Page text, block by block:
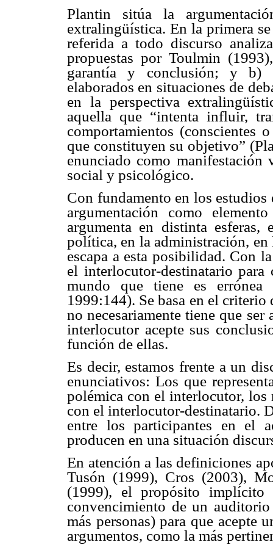
Plantin sitúa la
extralingüística. En la primera
referida a todo discurso
propuestas por Toulmin
garantía y conclusión; y b)
elaborados en situaciones de
en la perspectiva
aquella que “intenta influir,
comportamientos (conscientes
que constituyen su objetivo”
enunciado como
social y psicológico.
Con fundamento en los
argumentación como
argumenta en distinta
política, en la administración,
escapa a esta posibilidad. Con
el interlocutor-destinatario para
mundo que tiene es
1999:144). Se basa en el
no necesariamente tiene que ser
interlocutor acepte sus
función de ellas.
Es decir, estamos frente a un
enunciativos: Los que
polémica con el interlocutor,
con el interlocutor-destinatario.
entre los participantes en el
producen en una situación
En atención a las definiciones
Tusón (1999), Cros (2003),
(1999), el propósito
convencimiento de un
más personas) para que acepte
argumentos, como la más